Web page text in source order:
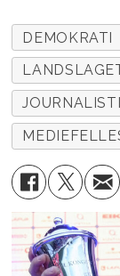
DEMOKRATI